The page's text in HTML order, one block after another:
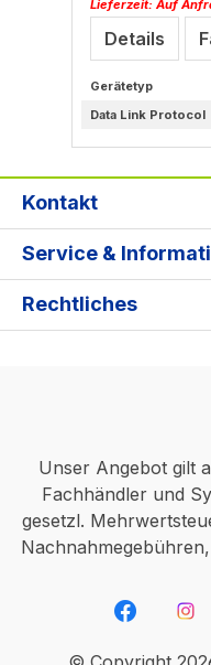
Lieferzeit: Auf
Details
Gerätetyp
Data Link Protocol
Kontakt
Service &
Rechtliches
Unser Angebot gilt
Fachhändler und
gesetzl.